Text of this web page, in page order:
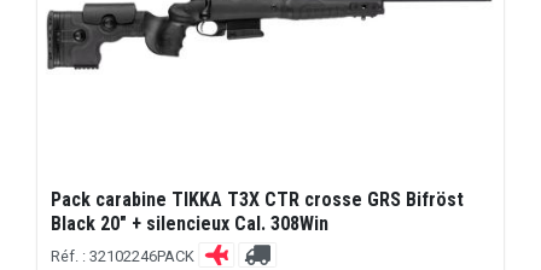
Pack carabine TIKKA T3X CTR crosse GRS Bifröst
Black 20" + silencieux Cal. 308Win
Réf. : 32102246PACK